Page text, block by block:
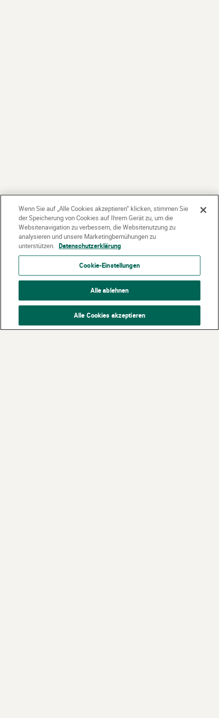
Wenn Sie auf „Alle Cookies akzeptieren“ klicken, stimmen Sie
der Speicherung von Cookies auf Ihrem Gerät zu, um die
Websitenavigation zu verbessern, die Websitenutzung zu
analysieren und unsere Marketingbemühungen zu
unterstützen. Datenschutzerklärung
Cookie-Einstellungen
Alle ablehnen
Alle Cookies akzeptieren